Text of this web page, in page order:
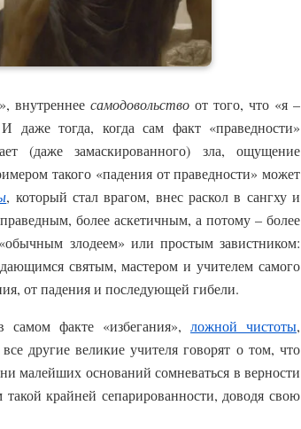
внутреннее самодовольствоот того, что «я –
тогда, когда сам факт «праведности»
(даже замаскированного) зла, ощущение
такого «падения от праведности» может
, который стал врагом, внес раскол в сангху и
более аскетичным, а потому – более
злодеем» или простым завистником:
святым, мастером и учителем самого
от падения и последующей гибели.
факте «избегания», ложной чистоты,
другие великие учителя говорят о том, что
малейших оснований сомневаться в верности
крайней сепарированности, доводя свою